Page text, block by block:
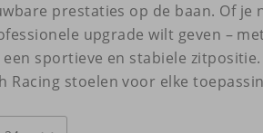
prestaties op de baan. Of je
upgrade wilt geven –
sportieve en stabiele zitpositie.
Racing stoelen voor elke